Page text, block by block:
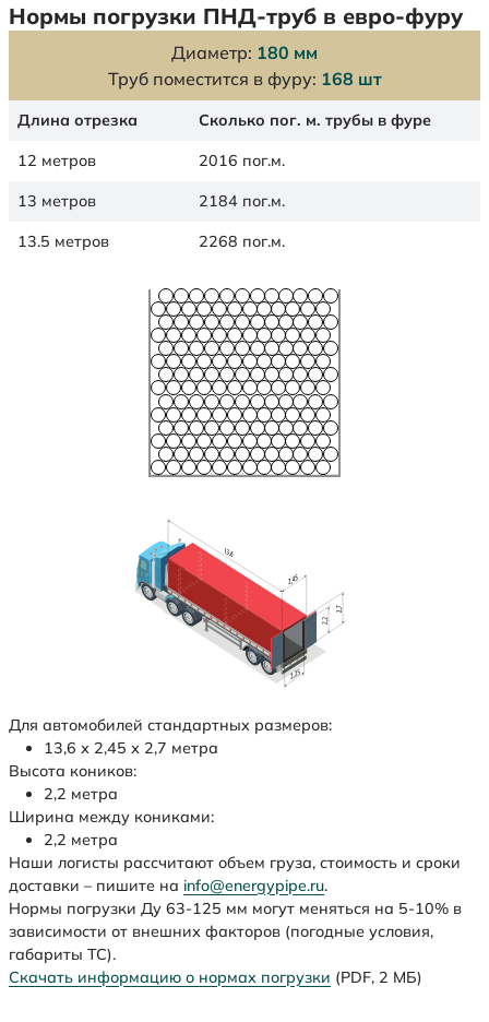
Нормы погрузки ПНД-труб в евро-фуру
Диаметр: 180 мм
Труб поместится в фуру: 168 шт
Длина отрезка Сколько пог. м. трубы в фуре
12 метров 2016 пог.м.
13 метров 2184 пог.м.
13.5 метров 2268 пог.м.
Для автомобилей стандартных размеров:
13,6 х 2,45 х 2,7 метра
Высота коников:
2,2 метра
Ширина между кониками:
2,2 метра
Наши логисты рассчитают объем груза, стоимость и сроки
доставки – пишите на info@energypipe.ru.
Нормы погрузки Ду 63-125 мм могут меняться на 5-10% в
зависимости от внешних факторов (погодные условия,
габариты ТС).
Скачать информацию о нормах погрузки (PDF, 2 МБ)